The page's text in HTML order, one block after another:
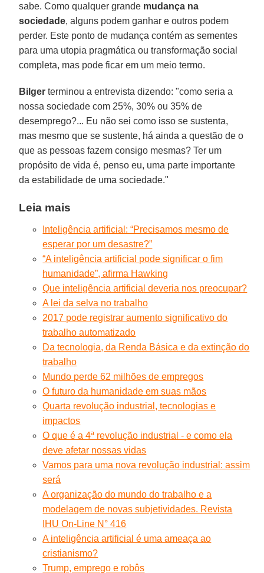
sabe. Como qualquer grande mudança na
sociedade, alguns podem ganhar e outros podem
perder. Este ponto de mudança contém as sementes
para uma utopia pragmática ou transformação social
completa, mas pode ficar em um meio termo.
Bilger terminou a entrevista dizendo: "como seria a
nossa sociedade com 25%, 30% ou 35% de
desemprego?... Eu não sei como isso se sustenta,
mas mesmo que se sustente, há ainda a questão de o
que as pessoas fazem consigo mesmas? Ter um
propósito de vida é, penso eu, uma parte importante
da estabilidade de uma sociedade."
Leia mais
Inteligência artificial: “Precisamos mesmo de
esperar por um desastre?”
“A inteligência artificial pode significar o fim
humanidade”, afirma Hawking
Que inteligência artificial deveria nos preocupar?
A lei da selva no trabalho
2017 pode registrar aumento significativo do
trabalho automatizado
Da tecnologia, da Renda Básica e da extinção do
trabalho
Mundo perde 62 milhões de empregos
O futuro da humanidade em suas mãos
Quarta revolução industrial, tecnologias e
impactos
O que é a 4ª revolução industrial - e como ela
deve afetar nossas vidas
Vamos para uma nova revolução industrial: assim
será
A organização do mundo do trabalho e a
modelagem de novas subjetividades. Revista
IHU On-Line N° 416
A inteligência artificial é uma ameaça ao
cristianismo?
Trump, emprego e robôs